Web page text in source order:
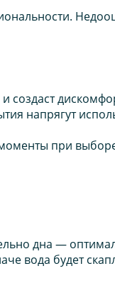
создаст
напрягут
при
дна —
вода будет